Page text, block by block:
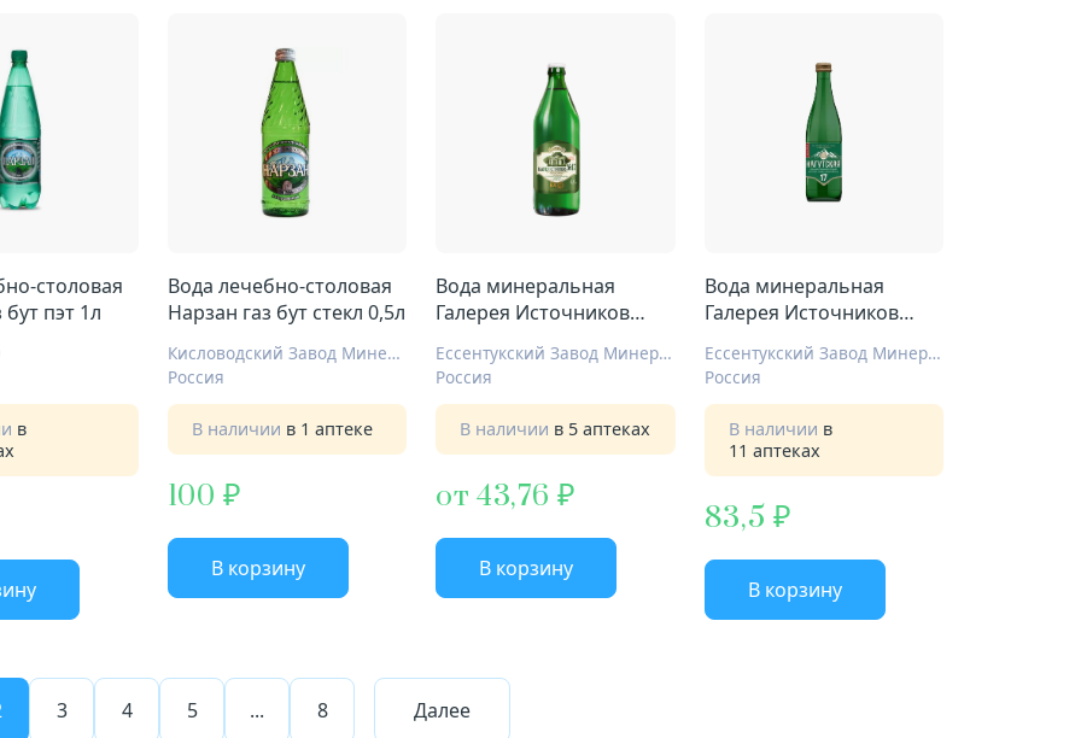
столовая
пэт 1л
в
Вода лечебно-столовая
Нарзан газ бут стекл 0,5л
Кисловодский Завод Минеральных Вод
Россия
В наличии в 1 аптеке
100
В корзину
Вода минеральная
Галерея Источников
Ессентукский Завод Минеральный Вод
Россия
В наличии в 5 аптеках
от 43,76
В корзину
Вода минеральная
Галерея Источников
Ессентукский Завод Минеральный Вод
Россия
В наличии в
11 аптеках
83,5
В корзину
3 4 5 ... 8 Далее